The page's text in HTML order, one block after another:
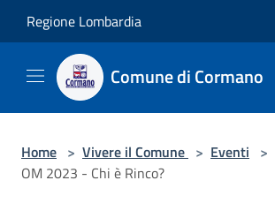
Regione Lombardia
Comune di Cormano
Home > Vivere il Comune > Eventi >
OM 2023 - Chi è Rinco?